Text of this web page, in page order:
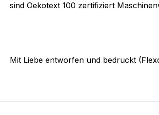
sind Oekotext 100 zertifiziert
Mit Liebe entworfen und bedruckt